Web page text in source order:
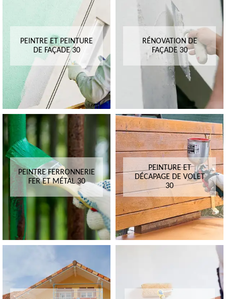
PEINTRE ET PEINTURE
DE FAÇADE 30
RÉNOVATION DE
FAÇADE 30
PEINTRE FERRONNERIE
FER ET MÉTAL 30
PEINTURE ET
DÉCAPAGE DE VOLET
30